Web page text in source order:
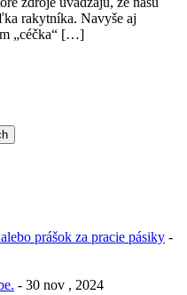
rakytníka. Navyše aj
„céčka“ […]
prášok za pracie pásiky -
- 30 nov , 2024